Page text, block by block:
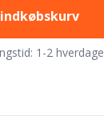
1-2 hverdage